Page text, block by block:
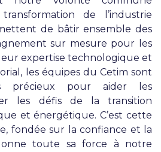
de l’industrie
de bâtir ensemble des
sur mesure pour les
expertise technologique et
les équipes du Cetim sont
précieux pour aider les
les défis de la transition
et énergétique. C’est cette
fondée sur la confiance et la
toute sa force à notre